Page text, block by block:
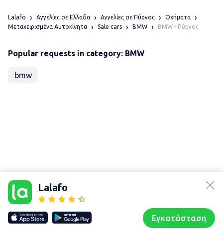
Lalafo
Εγκατάσταση
Lalafo Αγγελίες σε Ελλαδα Αγγελίες σε Πύργος
Οχήματα
Μεταχειρισμένα Αυτοκίνητα
Sale cars BMW BMW - Πύργος
Popular requests in category: BMW
bmw
Our websites
lalafo.kg
lalafo.rs
lalafo.pl
Sitemap
Χάρτης
Συζητήσεις Προφίλ